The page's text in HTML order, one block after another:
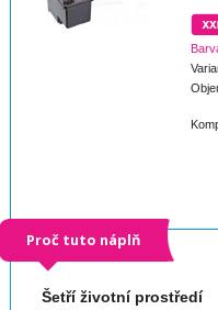
Proč tuto náplň
Šetří životní prostředí